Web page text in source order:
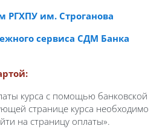
РГХПУ им. Строганова
сервиса СДМ Банка
курса с помощью банковской
странице курса необходимо
на страницу оплаты».